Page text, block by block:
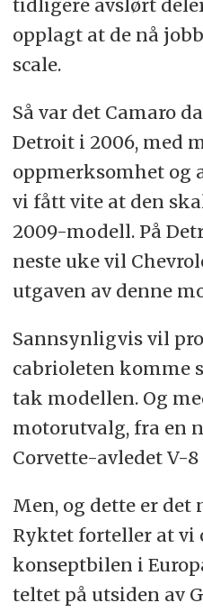
tidligere avslørt
opplagt at de nå
scale.
Så var det Camaro
Detroit i 2006, med
oppmerksomhet og
vi fått vite at den
2009-modell. På
neste uke vil
utgaven av denne
Sannsynligvis vil
cabrioleten komme
tak modellen. Og
motorutvalg, fra en
Corvette-avledet V-8
Men, og dette er det
Ryktet forteller at vi
konseptbilen i
teltet på utsiden av